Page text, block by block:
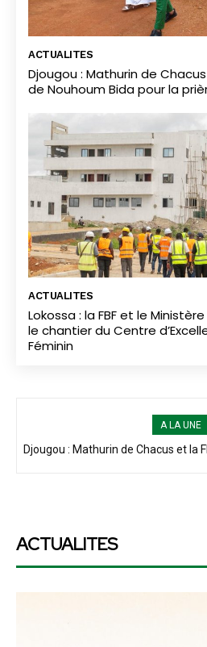
ACTUALITES
Djougou : Mathurin de
de Nouhoum Bida pour la
ACTUALITES
Lokossa : la FBF et le
le chantier du Centre
Féminin
A LA UNE
Djougou : Mathurin de Chacus et la
Lokossa : la FBF et le Ministère
ACTUALITES